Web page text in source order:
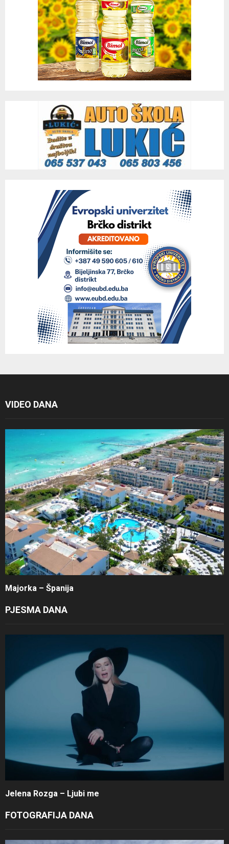
VIDEO DANA
Majorka – Španija
PJESMA DANA
Jelena Rozga – Ljubi me
FOTOGRAFIJA DANA